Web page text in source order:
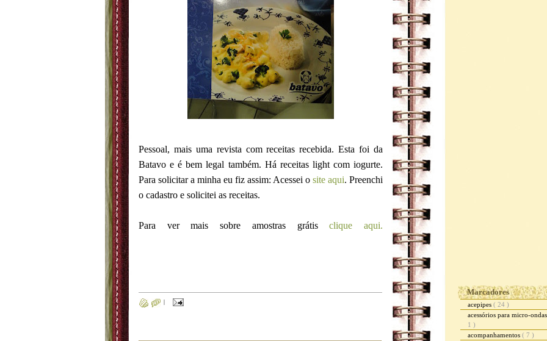
Pessoal, mais uma revista com receitas recebida. Esta foi da
Batavo e é bem legal também. Há receitas light com iogurte.
Para solicitar a minha eu fiz assim: Acessei o site aqui. Preenchi
o cadastro e solicitei as receitas.
Para ver mais sobre amostras grátisclique aqui.
|
Marcadores
acepipes ( 24 )
acessórios para micro-
1 )
acompanhamentos ( 7 )